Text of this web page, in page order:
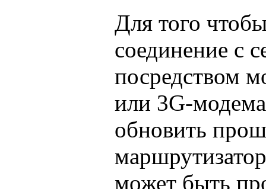
Для того
соединение с
посредством
или 3G-
обновить
может быть